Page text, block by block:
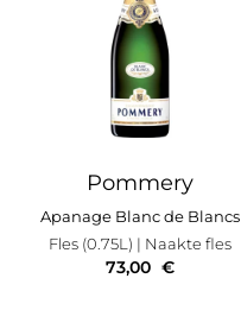
Pommery
Apanage Blanc de Blancs
Fles (0.75L) | Naakte fles
73,00 €